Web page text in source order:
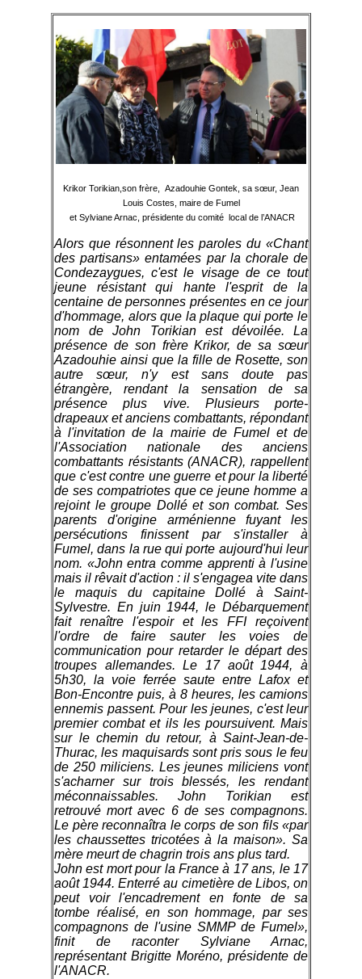
Krikor Torikian,son frère, Azadouhie Gontek, sa sœur, Jean
Louis Costes, maire de Fumel
et Sylviane Arnac, présidente du comité local de l’ANACR
Alors que résonnent les paroles du «Chant
des partisans» entamées par la chorale de
Condezaygues, c'est le visage de ce tout
jeune résistant qui hante l'esprit de la
centaine de personnes présentes en ce jour
d'hommage, alors que la plaque qui porte le
nom de John Torikian est dévoilée. La
présence de son frère Krikor, de sa sœur
Azadouhie ainsi que la fille de Rosette, son
autre sœur, n'y est sans doute pas
étrangère, rendant la sensation de sa
présence plus vive. Plusieurs porte-
drapeaux et anciens combattants, répondant
à l'invitation de la mairie de Fumel et de
l'Association nationale des anciens
combattants résistants (ANACR), rappellent
que c'est contre une guerre et pour la liberté
de ses compatriotes que ce jeune homme a
rejoint le groupe Dollé et son combat. Ses
parents d'origine arménienne fuyant les
persécutions finissent par s'installer à
Fumel, dans la rue qui porte aujourd'hui leur
nom. «John entra comme apprenti à l'usine
mais il rêvait d'action : il s'engagea vite dans
le maquis du capitaine Dollé à Saint-
Sylvestre. En juin 1944, le Débarquement
fait renaître l'espoir et les FFI reçoivent
l'ordre de faire sauter les voies de
communication pour retarder le départ des
troupes allemandes. Le 17 août 1944, à
5h30, la voie ferrée saute entre Lafox et
Bon-Encontre puis, à 8 heures, les camions
ennemis passent. Pour les jeunes, c'est leur
premier combat et ils les poursuivent. Mais
sur le chemin du retour, à Saint-Jean-de-
Thurac, les maquisards sont pris sous le feu
de 250 miliciens. Les jeunes miliciens vont
s'acharner sur trois blessés, les rendant
méconnaissables. John Torikian est
retrouvé mort avec 6 de ses compagnons.
Le père reconnaîtra le corps de son fils «par
les chaussettes tricotées à la maison». Sa
mère meurt de chagrin trois ans plus tard.
John est mort pour la France à 17 ans, le 17
août 1944. Enterré au cimetière de Libos, on
peut voir l'encadrement en fonte de sa
tombe réalisé, en son hommage, par ses
compagnons de l'usine SMMP de Fumel»,
finit de raconter Sylviane Arnac,
représentant Brigitte Moréno, présidente de
l'ANACR.